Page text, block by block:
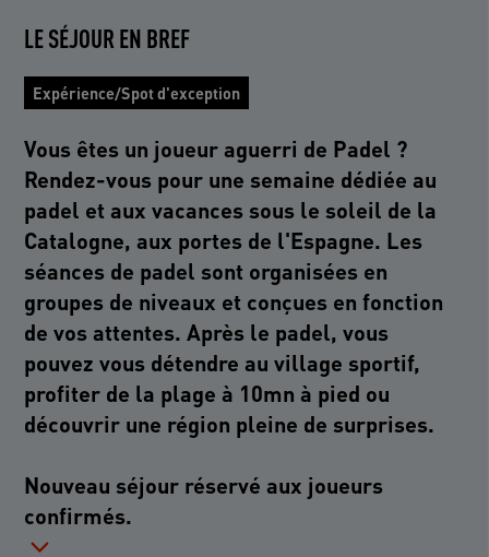
LE SÉJOUR EN BREF
Expérience/Spot d'exception
Vous êtes un joueur aguerri de Padel ?
Rendez-vous pour une semaine dédiée au
padel et aux vacances sous le soleil de la
Catalogne, aux portes de l'Espagne. Les
séances de padel sont organisées en
groupes de niveaux et conçues en fonction
de vos attentes. Après le padel, vous
pouvez vous détendre au village sportif,
profiter de la plage à 10mn à pied ou
découvrir une région pleine de surprises.
Nouveau séjour réservé aux joueurs
confirmés.